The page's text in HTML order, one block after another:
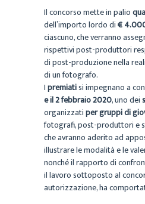
Il concorso mette in palio
dell’importo lordo di€
ciascuno, che verranno
rispettivi post-produttori
di post-produzione nella
di un fotografo.
Ipremiatisi impegnano a
e il 2 febbraio 2020, uno dei
organizzatiper gruppi di
fotografi, post-produttori e
che avranno aderito ad
illustrare le modalità e le
nonché il rapporto di
il lavoro sottoposto al
autorizzazione, ha